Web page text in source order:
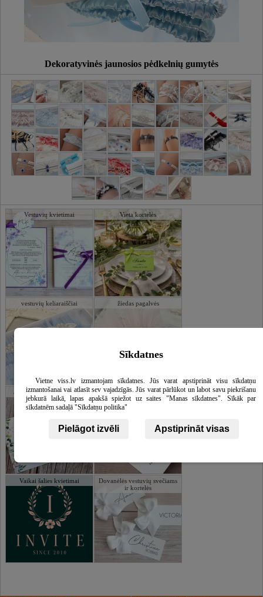
Dekoratyvinės jaunosios pėdkelnių gumytės
Vestuvių kvietimai Vieta kortelės
vestuvių keliaraiščiai žiedas pagalvės
asmeninį šampano buteliai Kalėdiniai atvirukai
Vaikai šalies kvietimai
Dovanėlės vestuvių svečiams
ir kortelės
Sīkdatnes
Vietne viss.lv izmantojam sīkdatnes. Jūs varat apstiprināt visu sīkdatņu
izmantošanai vai atlasīt sev vajadzīgās. Jūs varat pārlūkot un labot savu piekrišanu
jebkurā laikā, lapas apakšā spiežot uz saites "Manas sīkdatnes". Sīkāk par
sīkdatnēm sadaļā "Sīkdatņu politika"
Pielāgot izvēli Apstiprināt visas